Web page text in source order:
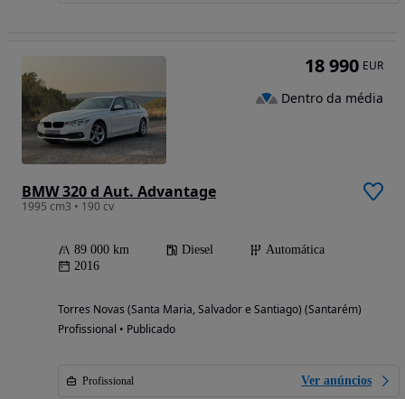
BMW 320 d Aut. Advantage
1995 cm3 • 190 cv
89 000 km Diesel
Automática
2016
Torres Novas (Santa Maria, Salvador e Santiago) (Santarém)
Profissional • Publicado
Profissional Ver anúncios
18 990 EUR
Dentro da média